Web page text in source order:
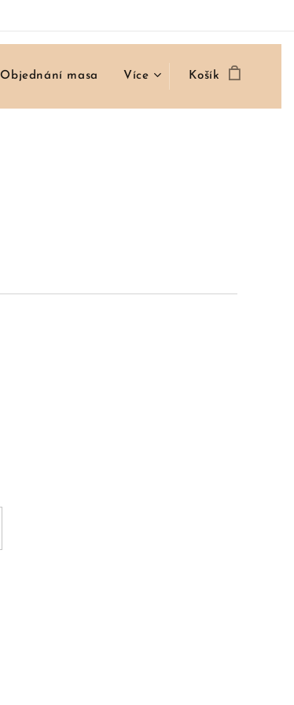
Objednání masa Více Košík